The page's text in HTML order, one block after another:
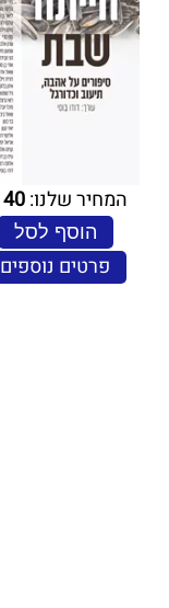
המחיר שלנו:40
הוסף לסל
פרטים נוספים